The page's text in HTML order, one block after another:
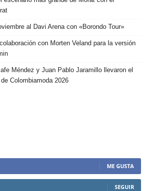
al Davi Arena con «Borondo Tour»
con Morten Veland para la versión
Méndez y Juan Pablo Jaramillo llevaron el
Colombiamoda 2026
ME GUSTA
SEGUIR